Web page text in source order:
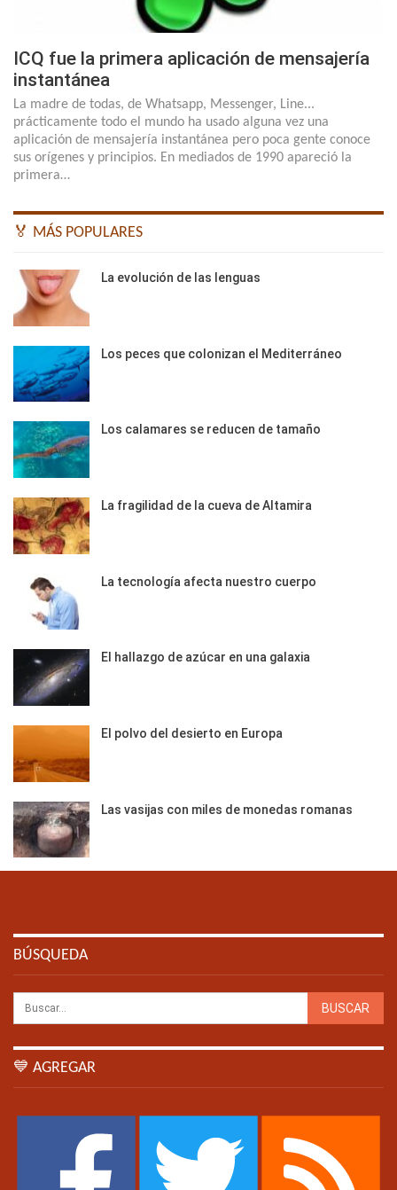
ICQ fue la primera aplicación de mensajería
instantánea
La madre de todas, de Whatsapp, Messenger, Line...
prácticamente todo el mundo ha usado alguna vez una
aplicación de mensajería instantánea pero poca gente conoce
sus orígenes y principios. En mediados de 1990 apareció la
primera…
🏅 MÁS POPULARES
La evolución de las lenguas
Los peces que colonizan el Mediterráneo
Los calamares se reducen de tamaño
La fragilidad de la cueva de Altamira
La tecnología afecta nuestro cuerpo
El hallazgo de azúcar en una galaxia
El polvo del desierto en Europa
Las vasijas con miles de monedas romanas
BÚSQUEDA
💙 AGREGAR